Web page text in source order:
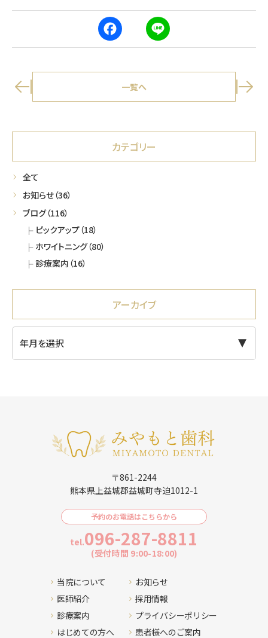
c
o
o
k
n
一覧へ
カテゴリー
全て
お知らせ（36）
ブログ（116）
ピックアップ（18）
ホワイトニング（80）
診療案内 （16）
アーカイブ
〒861-2244
熊本県上益城郡益城町寺迫1012-1
予約のお電話はこちらから
tel.096-287-8811
(受付時間 9:00-18:00)
当院について
医師紹介
診療案内
はじめての方へ
お知らせ
採用情報
プライバシーポリシー
患者様へのご案内